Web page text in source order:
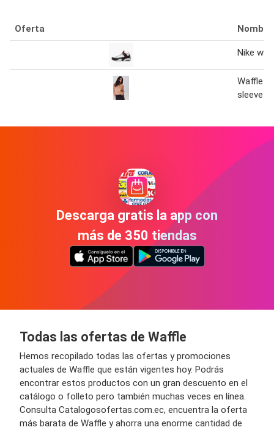
Oferta Nombre
Nike
Waffle
sleeve
Descarga gratis la app con
más de 350 tiendas
Todas las ofertas de Waffle
Hemos recopilado todas las ofertas y promociones
actuales de Waffle que están vigentes hoy. Podrás
encontrar estos productos con un gran descuento en el
catálogo o folleto pero también muchas veces en línea.
Consulta Catalogosofertas.com.ec, encuentra la oferta
más barata de Waffle y ahorra una enorme cantidad de